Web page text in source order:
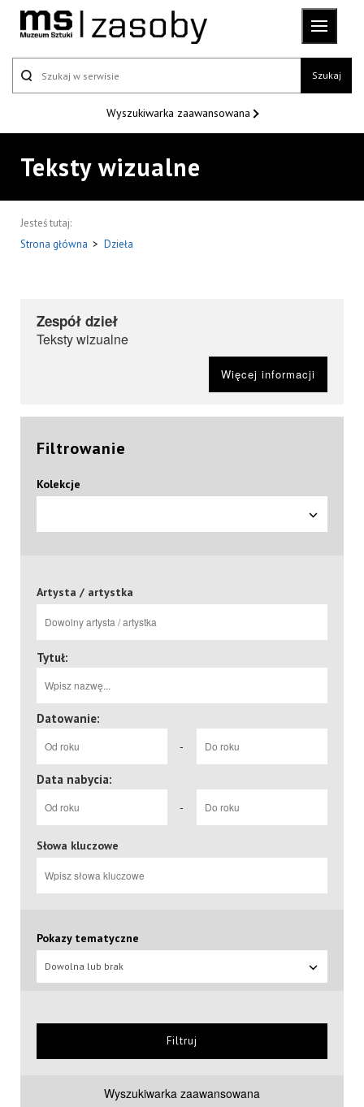
Szukaj
Wyszukiwarka zaawansowana
Teksty wizualne
Jesteś tutaj:
Strona główna > Dzieła
Zespół dzieł
Teksty wizualne
Więcej informacji
Filtrowanie
Kolekcje
Artysta / artystka
Tytuł:
Datowanie:
-
Data nabycia:
-
Słowa kluczowe
Pokazy tematyczne
Dowolna lub brak
Filtruj
Wyszukiwarka zaawansowana